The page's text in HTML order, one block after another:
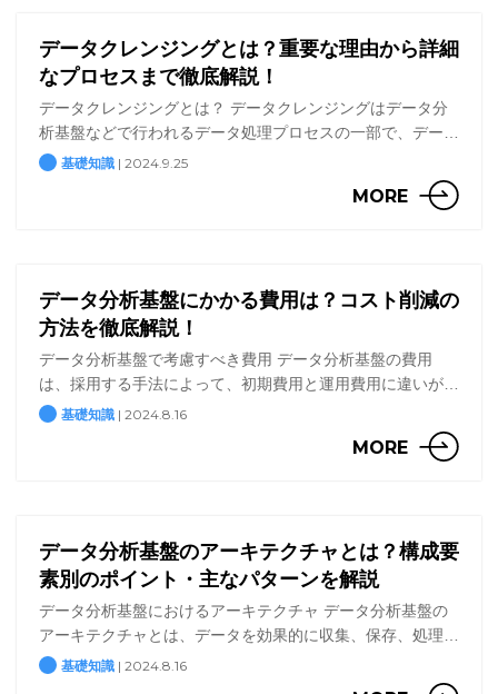
データクレンジングとは？重要な理由から詳細
なプロセスまで徹底解説！
データクレンジングとは？ データクレンジングはデータ分
析基盤などで行われるデータ処理プロセスの一部で、データ
クリーニングともよばれるプロセスです。 データベースや
データセットから誤記、欠損、重複、無関係な内容などの誤
基礎知識 | 2024.9.25
MORE
データ分析基盤にかかる費用は？コスト削減の
方法を徹底解説！
データ分析基盤で考慮すべき費用 データ分析基盤の費用
は、採用する手法によって、初期費用と運用費用に違いが出
ます。そのため、手法ごとにどのような性質があるか、費用
基礎知識 | 2024.8.16
MORE
データ分析基盤のアーキテクチャとは？構成要
素別のポイント・主なパターンを解説
データ分析基盤におけるアーキテクチャ データ分析基盤の
アーキテクチャとは、データを効果的に収集、保存、処理、
分析し、活用するためのシステム全体の設計図のことです。
データがどのように流れ、どのように変換され、最終的にど
基礎知識 | 2024.8.16